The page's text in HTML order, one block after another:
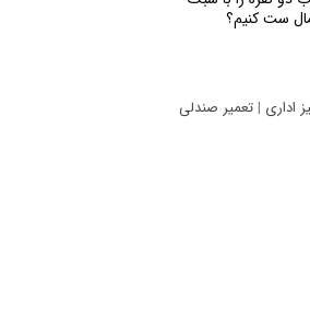
ست کنیم؟
اداری | تعمیر صندلی